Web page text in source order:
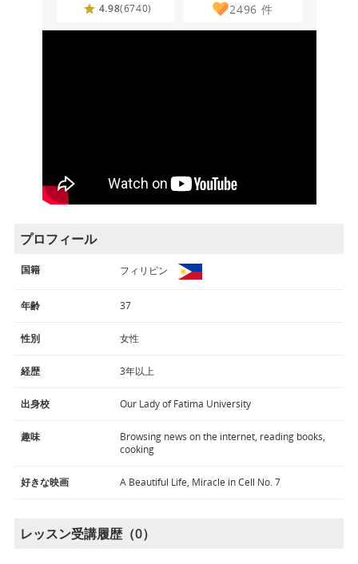
4.98(6740) 2496 件
プロフィール
国籍 フィリピン
年齢 37
性別 女性
経歴 3年以上
出身校 Our Lady of Fatima University
趣味
Browsing news on the internet, reading books,
cooking
好きな映画 A Beautiful Life, Miracle in Cell No. 7
レッスン受講履歴（0）